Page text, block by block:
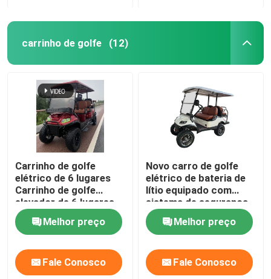
carrinho de golfe (12)
Carrinho de golfe
elétrico de 6 lugares
Carrinho de golfe
elevador de 6 lugares
Carrinho de golfe
elétrico de 6 lugares
Melhor preço
Fale Conosco
Novo carro de golfe
elétrico de bateria de
lítio equipado com
sistema de segurança
para turismo
Melhor preço
Fale Conosco